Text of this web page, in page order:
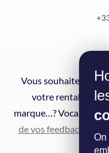
Vous souhaitez
votre rentabilité
marque…? Vocaza
de vos feedbacks
On